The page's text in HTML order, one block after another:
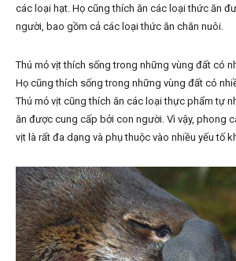
các loại hạt. Họ cũng thích ăn các loại thức ăn
người, bao gồm cả các loại thức ăn chăn nuôi.
Thú mỏ vịt thích sống trong những vùng đất có
Họ cũng thích sống trong những vùng đất có
Thú mỏ vịt cũng thích ăn các loại thực phẩm tự
ăn được cung cấp bởi con người. Vì vậy, phong
vịt là rất đa dạng và phụ thuộc vào nhiều yếu tố